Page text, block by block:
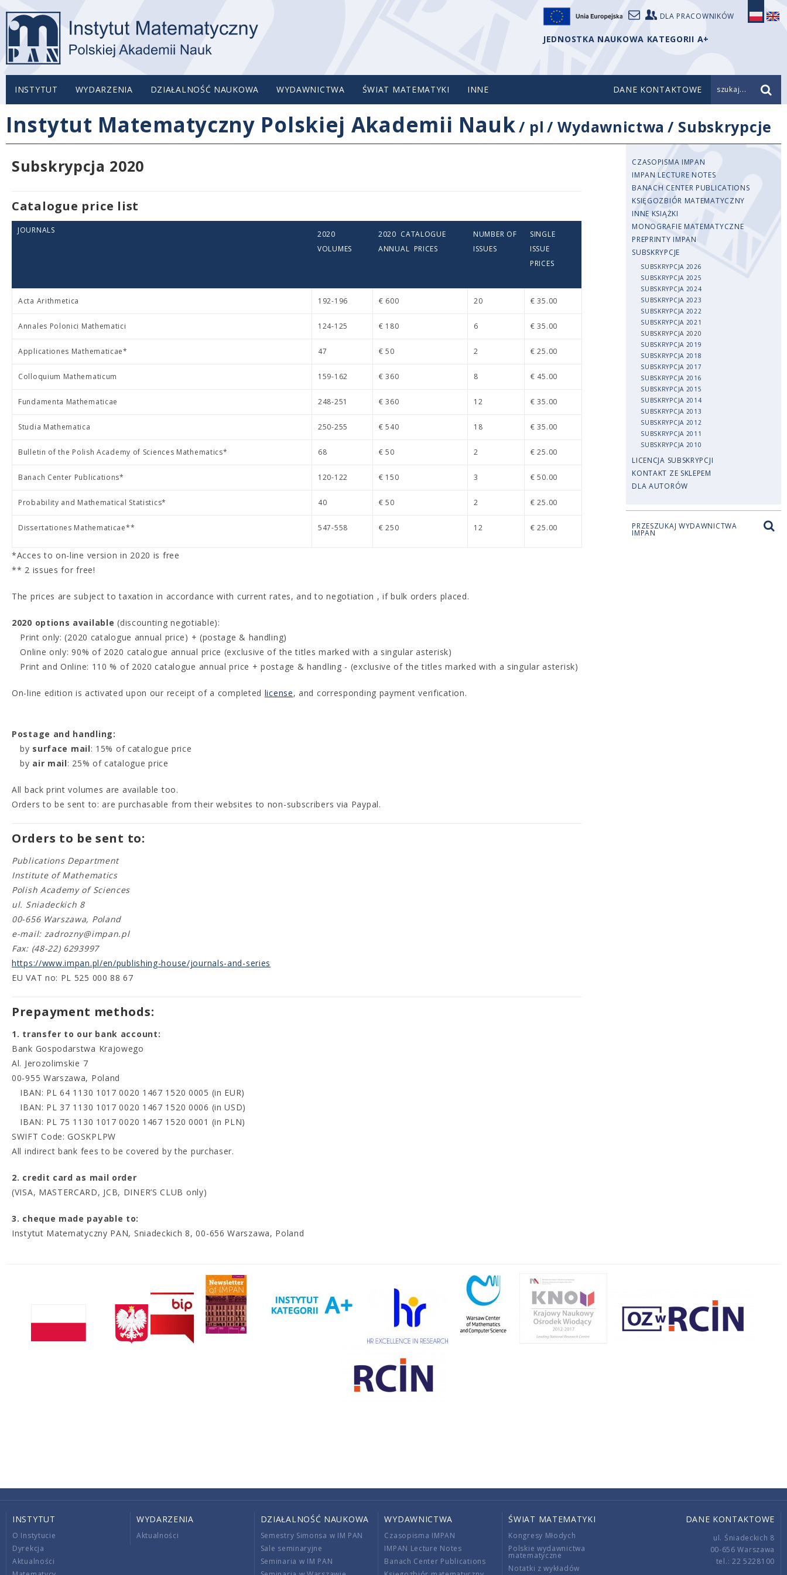
DLA PRACOWNIKÓW
JEDNOSTKA NAUKOWA KATEGORII A+
INSTYTUT WYDARZENIA DZIAŁALNOŚĆ NAUKOWA WYDAWNICTWA ŚWIAT MATEMATYKI INNE DANE KONTAKTOWE szukaj...
Instytut Matematyczny Polskiej Akademii Nauk/ pl /Wydawnictwa / Subskrypcje
Subskrypcja 2020
Catalogue price list
JOURNALS
2020
VOLUMES
2020 CATALOGUE
ANNUAL PRICES
NUMBER OF
ISSUES
SINGLE
ISSUE
PRICES
Acta Arithmetica 192-196 € 600 20 € 35.00
Annales Polonici Mathematici 124-125 € 180 6 € 35.00
Applicationes Mathematicae* 47 € 50 2 € 25.00
Colloquium Mathematicum 159-162 € 360 8 € 45.00
Fundamenta Mathematicae 248-251 € 360 12 € 35.00
Studia Mathematica 250-255 € 540 18 € 35.00
Bulletin of the Polish Academy of Sciences Mathematics* 68 € 50 2 € 25.00
Banach Center Publications* 120-122 € 150 3 € 50.00
Probability and Mathematical Statistics* 40 € 50 2 € 25.00
Dissertationes Mathematicae** 547-558 € 250 12 € 25.00
*Acces to on-line version in 2020 is free
** 2 issues for free!
The prices are subject to taxation in accordance with current rates, and to negotiation , if bulk orders placed.
2020 options available (discounting negotiable):
Print only: (2020 catalogue annual price) + (postage & handling)
Online only: 90% of 2020 catalogue annual price (exclusive of the titles marked with a singular asterisk)
Print and Online: 110 % of 2020 catalogue annual price + postage & handling - (exclusive of the titles marked with a singular asterisk)
On-line edition is activated upon our receipt of a completed license, and corresponding payment verification.
Postage and handling:
by surface mail: 15% of catalogue price
by air mail: 25% of catalogue price
All back print volumes are available too.
Orders to be sent to: are purchasable from their websites to non-subscribers via Paypal.
Orders to be sent to:
Publications Department
Institute of Mathematics
Polish Academy of Sciences
ul. Sniadeckich 8
00-656 Warszawa, Poland
e-mail: zadrozny@impan.pl
Fax: (48-22) 6293997
https://www.impan.pl/en/publishing-house/journals-and-series
EU VAT no: PL 525 000 88 67
Prepayment methods:
1. transfer to our bank account:
Bank Gospodarstwa Krajowego
Al. Jerozolimskie 7
00-955 Warszawa, Poland
IBAN: PL 64 1130 1017 0020 1467 1520 0005 (in EUR)
IBAN: PL 37 1130 1017 0020 1467 1520 0006 (in USD)
IBAN: PL 75 1130 1017 0020 1467 1520 0001 (in PLN)
SWIFT Code: GOSKPLPW
All indirect bank fees to be covered by the purchaser.
2. credit card as mail order
(VISA, MASTERCARD, JCB, DINER’S CLUB only)
3. cheque made payable to:
Instytut Matematyczny PAN, Sniadeckich 8, 00-656 Warszawa, Poland
CZASOPISMA IMPAN
IMPAN LECTURE NOTES
BANACH CENTER PUBLICATIONS
KSIĘGOZBIÓR MATEMATYCZNY
INNE KSIĄŻKI
MONOGRAFIE MATEMATYCZNE
PREPRINTY IMPAN
SUBSKRYPCJE
SUBSKRYPCJA 2026
SUBSKRYPCJA 2025
SUBSKRYPCJA 2024
SUBSKRYPCJA 2023
SUBSKRYPCJA 2022
SUBSKRYPCJA 2021
SUBSKRYPCJA 2020
SUBSKRYPCJA 2019
SUBSKRYPCJA 2018
SUBSKRYPCJA 2017
SUBSKRYPCJA 2016
SUBSKRYPCJA 2015
SUBSKRYPCJA 2014
SUBSKRYPCJA 2013
SUBSKRYPCJA 2012
SUBSKRYPCJA 2011
SUBSKRYPCJA 2010
LICENCJA SUBSKRYPCJI
KONTAKT ZE SKLEPEM
DLA AUTORÓW
PRZESZUKAJ WYDAWNICTWA
IMPAN
INSTYTUT
O Instytucie
Dyrekcja
Aktualności
WYDARZENIA
Aktualności
DZIAŁALNOŚĆ NAUKOWA
Semestry Simonsa w IM PAN
Sale seminaryjne
Seminaria w IM PAN
WYDAWNICTWA
Czasopisma IMPAN
IMPAN Lecture Notes
Banach Center Publications
ŚWIAT MATEMATYKI
Kongresy Młodych
Polskie wydawnictwa
matematyczne
Notatki z wykładów
DANE KONTAKTOWE
ul. Śniadeckich 8
00-656 Warszawa
tel.: 22 5228100